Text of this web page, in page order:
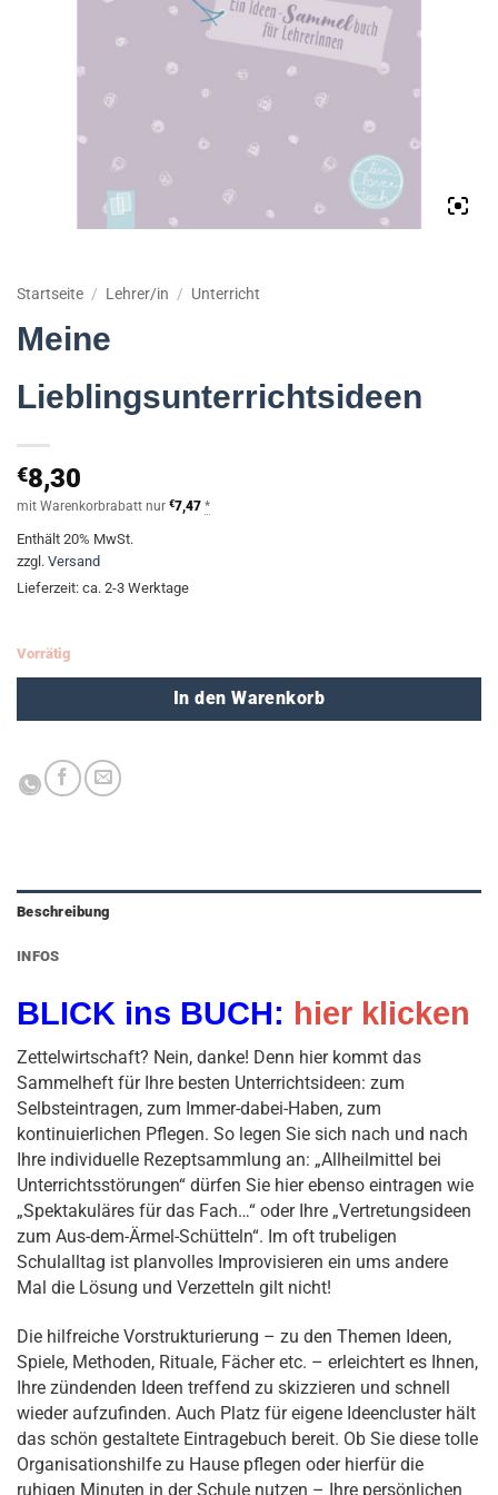
Startseite / Lehrer/in / Unterricht
Meine
Lieblingsunterrichtsideen
€8,30
mit Warenkorbrabatt nur €7,47 *
Enthält 20% MwSt.
zzgl. Versand
Lieferzeit: ca. 2-3 Werktage
Vorrätig
In den Warenkorb
Beschreibung
INFOS
BLICK ins BUCH: hier klicken
Zettelwirtschaft? Nein, danke! Denn hier kommt das
Sammelheft für Ihre besten Unterrichtsideen: zum
Selbsteintragen, zum Immer-dabei-Haben, zum
kontinuierlichen Pflegen. So legen Sie sich nach und nach
Ihre individuelle Rezeptsammlung an: „Allheilmittel bei
Unterrichtsstörungen“ dürfen Sie hier ebenso eintragen wie
„Spektakuläres für das Fach…“ oder Ihre „Vertretungsideen
zum Aus-dem-Ärmel-Schütteln“. Im oft trubeligen
Schulalltag ist planvolles Improvisieren ein ums andere
Mal die Lösung und Verzetteln gilt nicht!
Die hilfreiche Vorstrukturierung – zu den Themen Ideen,
Spiele, Methoden, Rituale, Fächer etc. – erleichtert es Ihnen,
Ihre zündenden Ideen treffend zu skizzieren und schnell
wieder aufzufinden. Auch Platz für eigene Ideencluster hält
das schön gestaltete Eintragebuch bereit. Ob Sie diese tolle
Organisationshilfe zu Hause pflegen oder hierfür die
ruhigen Minuten in der Schule nutzen – Ihre persönlichen